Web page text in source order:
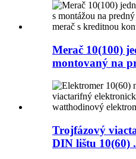
Merač 10(100)
montovaný na
Trojfázový
DIN lištu 10(60)